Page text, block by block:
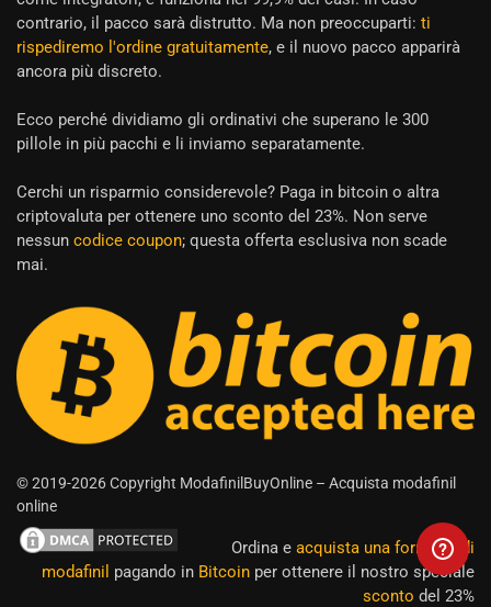
contrario, il pacco sarà distrutto. Ma non preoccuparti: ti
rispediremo l'ordine gratuitamente, e il nuovo pacco apparirà
ancora più discreto.
Ecco perché dividiamo gli ordinativi che superano le 300
pillole in più pacchi e li inviamo separatamente.
Cerchi un risparmio considerevole? Paga in bitcoin o altra
criptovaluta per ottenere uno sconto del 23%. Non serve
nessun codice coupon; questa offerta esclusiva non scade
mai.
© 2019-2026 Copyright ModafinilBuyOnline – Acquista modafinil
online
Ordina e acquista una fornitura di
modafinil pagando in Bitcoin per ottenere il nostro speciale
sconto del 23%